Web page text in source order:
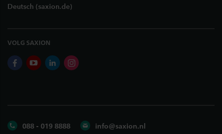
Deutsch (saxion.de)
VOLG SAXION
facebookyoutubelinkedininstagram
088 - 019 8888 info@saxion.nl